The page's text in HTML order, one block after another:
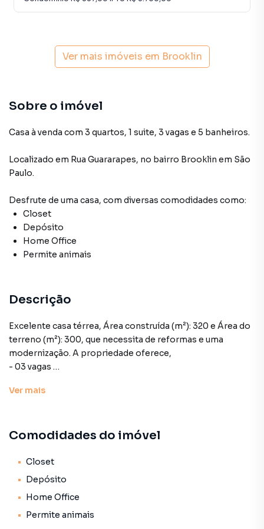
Ver mais imóveis em Brooklin
Sobre o imóvel
Casa à venda com 3 quartos, 1 suite, 3 vagas e 5 banheiros.
Localizado em Rua Guararapes, no bairro Brooklin em São
Paulo.
Desfrute de uma casa, com diversas comodidades como:
Closet
Depósito
Home Office
Permite animais
Descrição
Excelente casa térrea, Área construída (m²): 320 e Área do
terreno (m²): 300, que necessita de reformas e uma
modernização. A propriedade oferece,
- 03 vagas
-1 quarto com armário embutido
-1 banheiro com terraço
-copa/cozinha integrada com 2 pias
-lavanderia com banheiro de serviço
-2 amplos salões
-terraço descoberto
Ver mais
Comodidades do imóvel
Closet
Depósito
Home Office
Permite animais